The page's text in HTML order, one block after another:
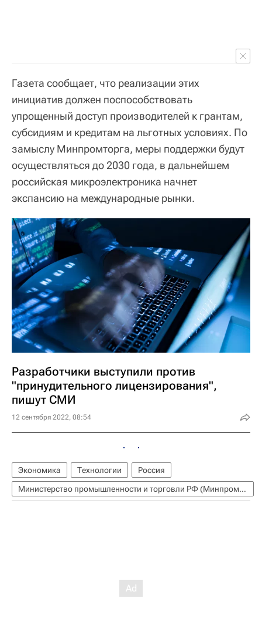
Газета сообщает, что реализации этих
инициатив должен поспособствовать
упрощенный доступ производителей к грантам,
субсидиям и кредитам на льготных условиях. По
замыслу Минпромторга, меры поддержки будут
осуществляться до 2030 года, в дальнейшем
российская микроэлектроника начнет
экспансию на международные рынки.
Разработчики выступили против
"принудительного лицензирования",
пишут СМИ
12 сентября 2022, 08:54
Экономика Технологии
Россия
Министерство промышленности и торговли РФ (Минпромторг России)